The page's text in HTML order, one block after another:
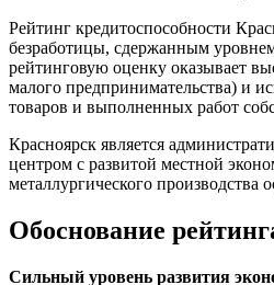
Рейтинг кредитоспособности
безработицы, сдержанным
рейтинговую оценку оказывает
малого предпринимательства) и
товаров и выполненных работ
Красноярск является
центром с развитой местной
металлургического
Обоснование
Сильный уровень развития